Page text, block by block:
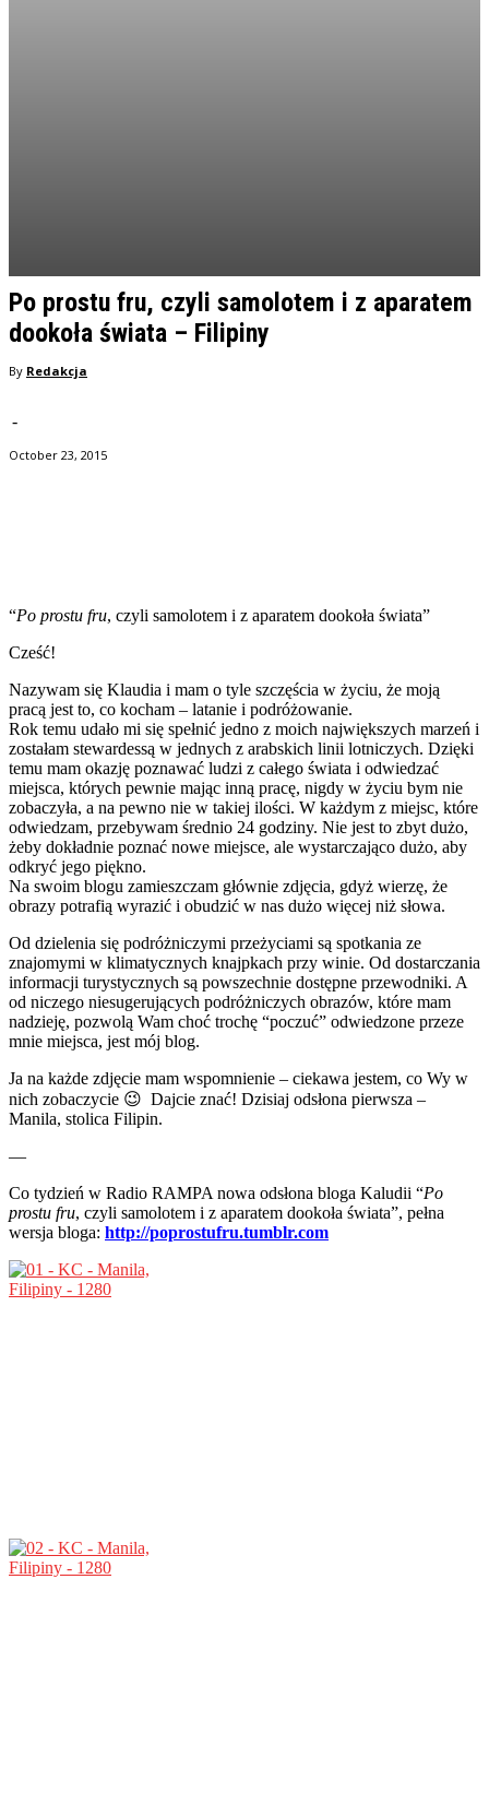
Po prostu fru, czyli samolotem i z aparatem
dookoła świata – Filipiny
By Redakcja
-
October 23, 2015
“Po prostu fru, czyli samolotem i z aparatem dookoła świata”
Cześć!
Nazywam się Klaudia i mam o tyle szczęścia w życiu, że moją
pracą jest to, co kocham – latanie i podróżowanie.
Rok temu udało mi się spełnić jedno z moich największych marzeń i
zostałam stewardessą w jednych z arabskich linii lotniczych. Dzięki
temu mam okazję poznawać ludzi z całego świata i odwiedzać
miejsca, których pewnie mając inną pracę, nigdy w życiu bym nie
zobaczyła, a na pewno nie w takiej ilości. W każdym z miejsc, które
odwiedzam, przebywam średnio 24 godziny. Nie jest to zbyt dużo,
żeby dokładnie poznać nowe miejsce, ale wystarczająco dużo, aby
odkryć jego piękno.
Na swoim blogu zamieszczam głównie zdjęcia, gdyż wierzę, że
obrazy potrafią wyrazić i obudzić w nas dużo więcej niż słowa.
Od dzielenia się podróżniczymi przeżyciami są spotkania ze
znajomymi w klimatycznych knajpkach przy winie. Od dostarczania
informacji turystycznych są powszechnie dostępne przewodniki. A
od niczego niesugerujących podróżniczych obrazów, które mam
nadzieję, pozwolą Wam choć trochę “poczuć” odwiedzone przeze
mnie miejsca, jest mój blog.
Ja na każde zdjęcie mam wspomnienie – ciekawa jestem, co Wy w
nich zobaczycie 😉 Dajcie znać! Dzisiaj odsłona pierwsza –
Manila, stolica Filipin.
—
Co tydzień w Radio RAMPA nowa odsłona bloga Kaludii “Po
prostu fru, czyli samolotem i z aparatem dookoła świata”, pełna
wersja bloga: http://poprostufru.tumblr.com